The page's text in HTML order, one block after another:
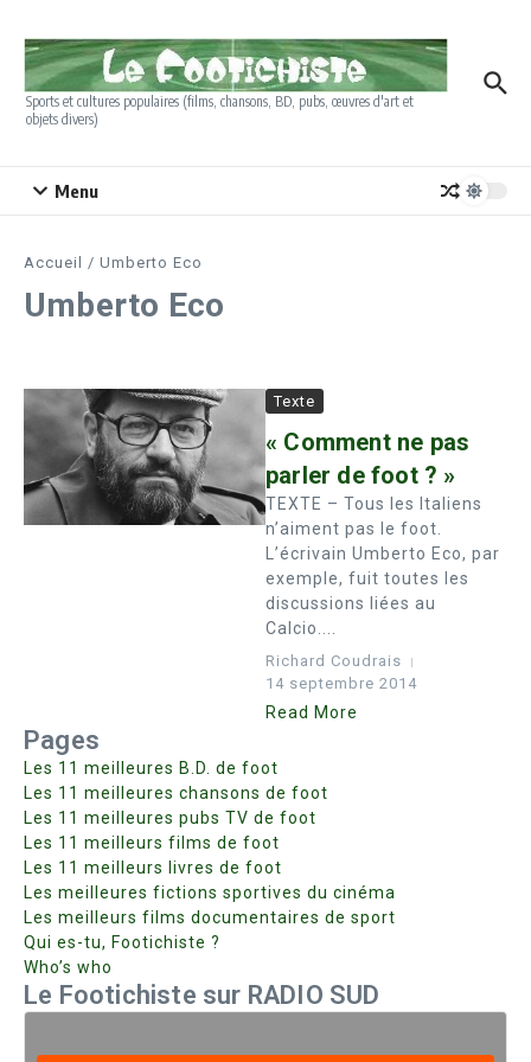
Sports et cultures populaires (films, chansons, BD, pubs, œuvres d'art et
objets divers)
Menu
Accueil / Umberto Eco
Umberto Eco
Texte
« Comment ne pas
parler de foot ? »
TEXTE – Tous les Italiens
n’aiment pas le foot.
L’écrivain Umberto Eco, par
exemple, fuit toutes les
discussions liées au
Calcio....
Richard Coudrais
14 septembre 2014
Read More
Pages
Les 11 meilleures B.D. de foot
Les 11 meilleures chansons de foot
Les 11 meilleures pubs TV de foot
Les 11 meilleurs films de foot
Les 11 meilleurs livres de foot
Les meilleures fictions sportives du cinéma
Les meilleurs films documentaires de sport
Qui es-tu, Footichiste ?
Who’s who
Le Footichiste sur RADIO SUD